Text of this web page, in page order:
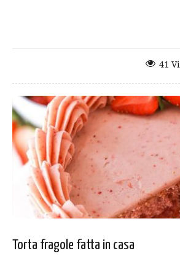
41
Torta fragole fatta in casa